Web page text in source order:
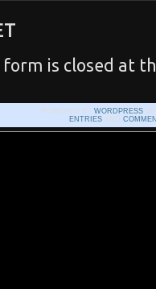
is closed at
POWERED BY WORDPRESS
ENTRIESAND